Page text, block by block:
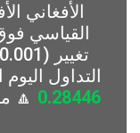
الأفغاني
القياسي
التداول اليوم الاثنين 10-
0.28446
🔼